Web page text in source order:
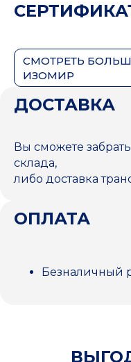
СМОТРЕТЬ
ИЗОМИР
ДОСТАВКА
Вы сможете
склада,
либо доставка
ОПЛАТА
Безналичный